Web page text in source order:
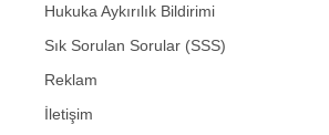
Hukuka Aykırılık Bildirimi
Sık Sorulan Sorular (SSS)
Reklam
İletişim